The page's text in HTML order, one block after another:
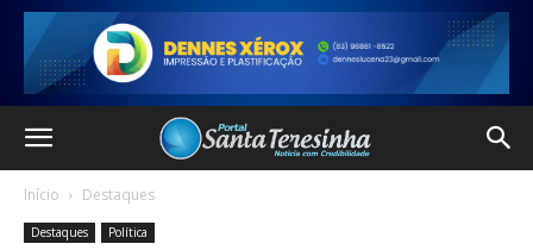
Início Destaques
Destaques Política